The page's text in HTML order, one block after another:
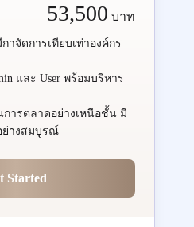
53,500 บาท
าจัดการเทียบเท่าองค์กร
และ User พร้อมบริหาร
ารตลาดอย่างเหนือชั้น มี
ย่างสมบูรณ์
Started